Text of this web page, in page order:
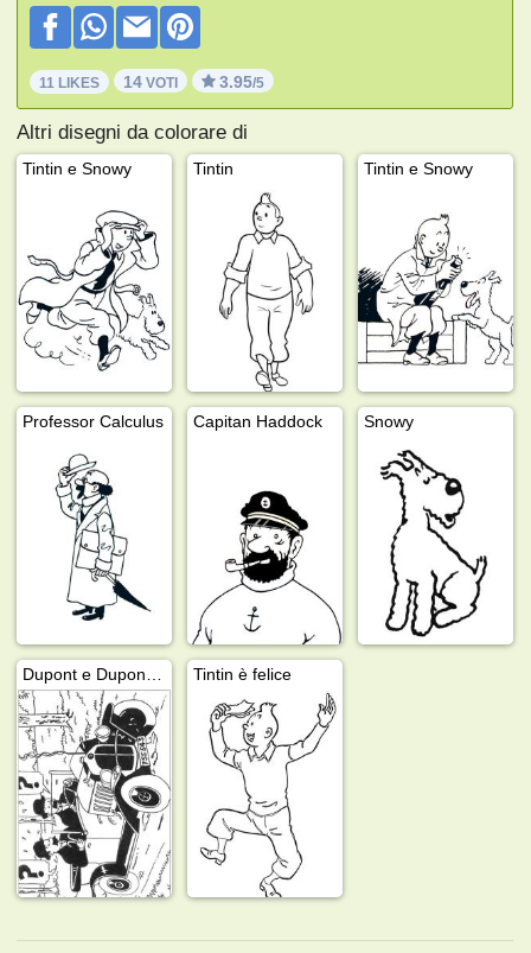
11 LIKES 14 VOTI 3.95/5
Altri disegni da colorare di
Tintin e Snowy Tintin Tintin e Snowy
Professor Calculus Capitan Haddock Snowy
Tintin è felice